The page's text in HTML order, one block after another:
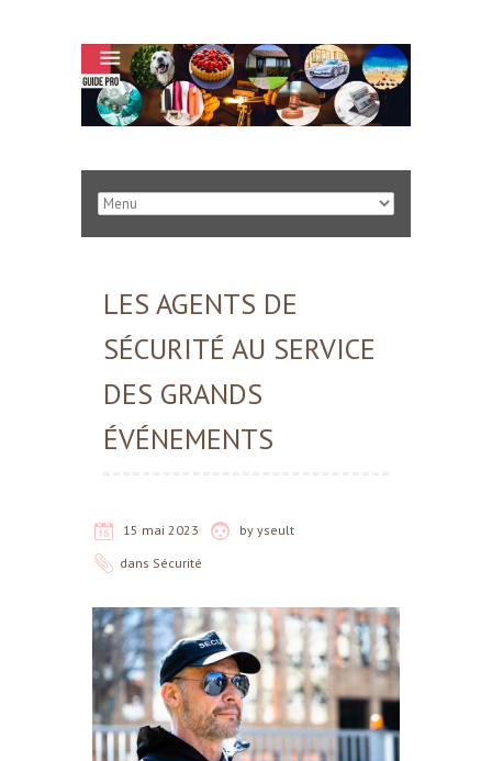
LES AGENTS DE
SÉCURITÉ AU SERVICE
DES GRANDS
ÉVÉNEMENTS
15 mai 2023 by yseult
dans Sécurité